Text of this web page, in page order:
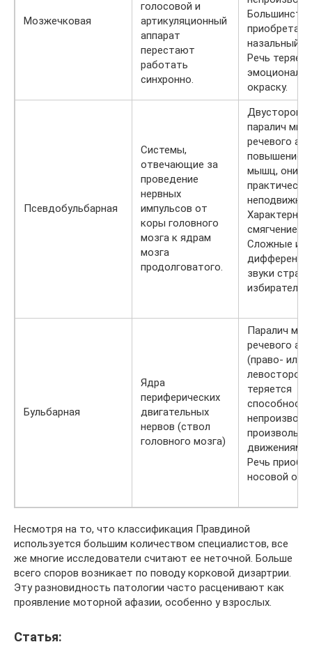
Мозжечковая
голосовой и
артикуляционный
аппарат
перестают
работать
синхронно.
приобретает
назальный
Речь теряет
окраску.
Псевдобульбарная
Системы,
отвечающие за
проведение
нервных
импульсов от
коры головного
мозга к ядрам
мозга
продолговатого.
паралич
речевого
повышение
мышц, они
практически
неподвижны.
Характерное
смягчение
Сложные и
звуки
Бульбарная
Ядра
периферических
двигательных
нервов (ствол
головного мозга)
Паралич
речевого
(право- или
теряется
движениям.
Речь
носовой
Несмотря на то, что классификация Правдиной
используется большим количеством специалистов, все
же многие исследователи считают ее неточной. Больше
всего споров возникает по поводу корковой дизартрии.
Эту разновидность патологии часто расценивают как
проявление моторной афазии, особенно у взрослых.
Статья: